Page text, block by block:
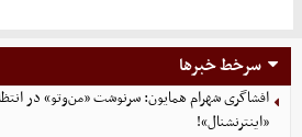
سرخط خبرها
افشاگری شهرام همایون: سرنوشت «من‌وتو» در
«اینترنشنال»!